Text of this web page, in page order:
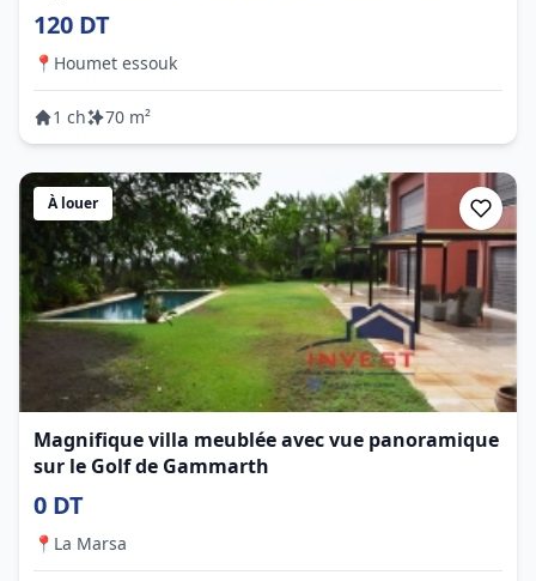
120 DT
📍 Houmet essouk
1 ch 70 m²
À louer
Magnifique villa meublée avec vue panoramique
sur le Golf de Gammarth
0 DT
📍 La Marsa